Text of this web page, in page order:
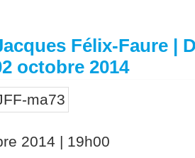
Félix-Faure |
octobre 2014
2014 | 19h00